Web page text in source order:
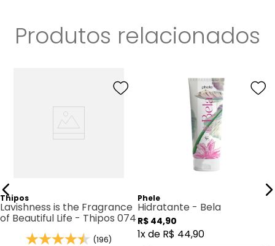
Produtos relacionados
Thipos
Lavishness is the Fragrance
of Beautiful Life - Thipos 074
(196)
Phele
Hidratante - Bela
R$ 44,90
1x de R$ 44,90